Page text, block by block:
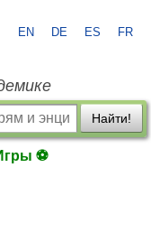
EN DE ES FR
Найти!
⚽